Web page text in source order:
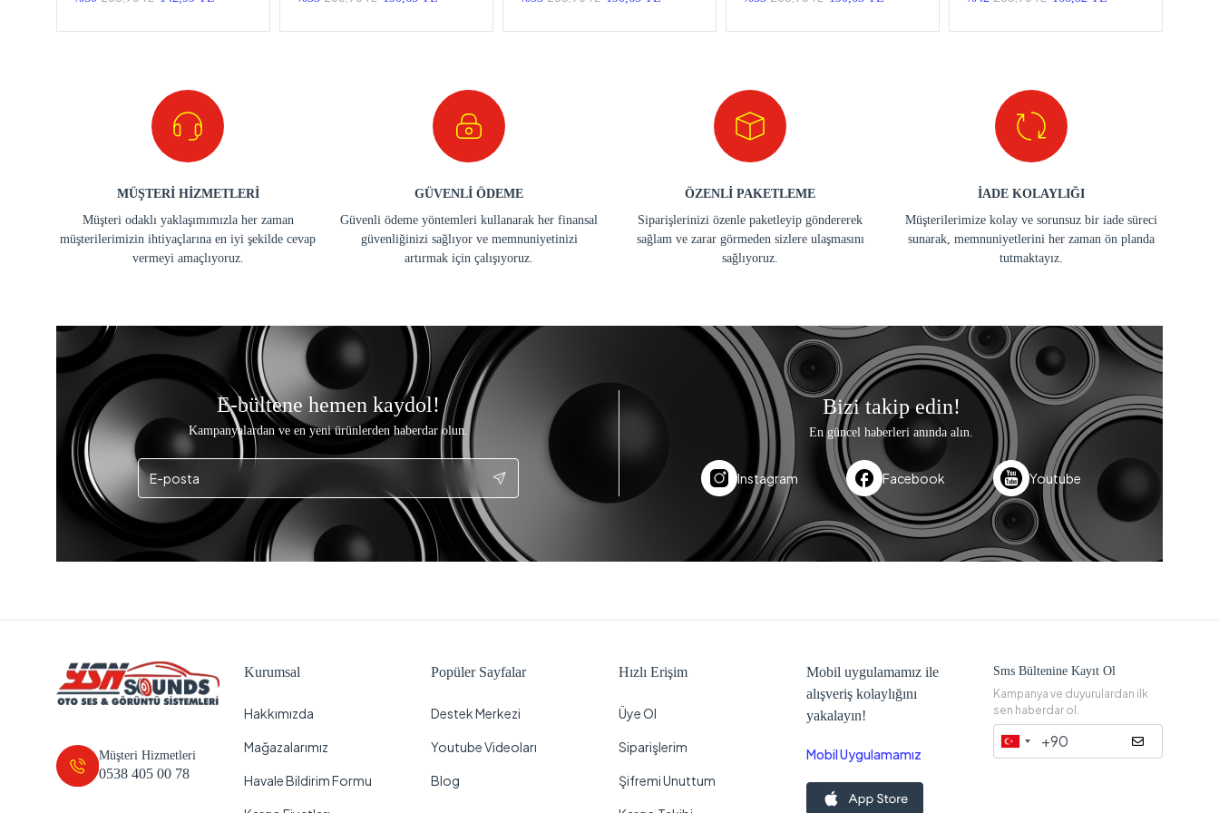
MÜŞTERİ HİZMETLERİ
Müşteri odaklı yaklaşımımızla her zaman
müşterilerimizin ihtiyaçlarına en iyi şekilde cevap
vermeyi amaçlıyoruz.
GÜVENLİ ÖDEME
Güvenli ödeme yöntemleri kullanarak her finansal
güvenliğinizi sağlıyor ve memnuniyetinizi
artırmak için çalışıyoruz.
ÖZENLİ PAKETLEME
Siparişlerinizi özenle paketleyip göndererek
sağlam ve zarar görmeden sizlere ulaşmasını
sağlıyoruz.
İADE KOLAYLIĞI
Müşterilerimize kolay ve sorunsuz bir iade süreci
sunarak, memnuniyetlerini her zaman ön planda
tutmaktayız.
E-bültene hemen kaydol!
Kampanyalardan ve en yeni ürünlerden haberdar olun.
Bizi takip edin!
En güncel haberleri anında alın.
Instagram Facebook Youtube
Müşteri Hizmetleri
0538 405 00 78
Kurumsal
Hakkımızda
Mağazalarımız
Havale Bildirim Formu
Popüler Sayfalar
Destek Merkezi
Youtube Videoları
Blog
Hızlı Erişim
Üye Ol
Siparişlerim
Şifremi Unuttum
Mobil uygulamamız ile
alışveriş kolaylığını
yakalayın!
Mobil Uygulamamız
Sms Bültenine Kayıt Ol
Kampanya ve duyurulardan ilk
sen haberdar ol.